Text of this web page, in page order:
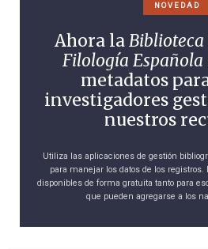
NOVEDAD
Ahora la
Filología Española
metadatos
investigadores
nuestros
Utiliza las aplicaciones de gestión
para manejar los datos de los
disponibles de forma gratuita tanto para
que pueden agregarse a los